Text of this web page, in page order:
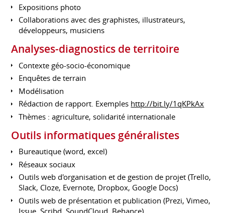
Expositions photo
Collaborations avec des graphistes, illustrateurs,
développeurs, musiciens
Analyses-diagnostics de territoire
Contexte géo-socio-économique
Enquêtes de terrain
Modélisation
Rédaction de rapport. Exemples http://bit.ly/1qKPkAx
Thèmes : agriculture, solidarité internationale
Outils informatiques généralistes
Bureautique (word, excel)
Réseaux sociaux
Outils web d'organisation et de gestion de projet (Trello,
Slack, Cloze, Evernote, Dropbox, Google Docs)
Outils web de présentation et publication (Prezi, Vimeo,
Issue, Scribd, SoundCloud, Behance)